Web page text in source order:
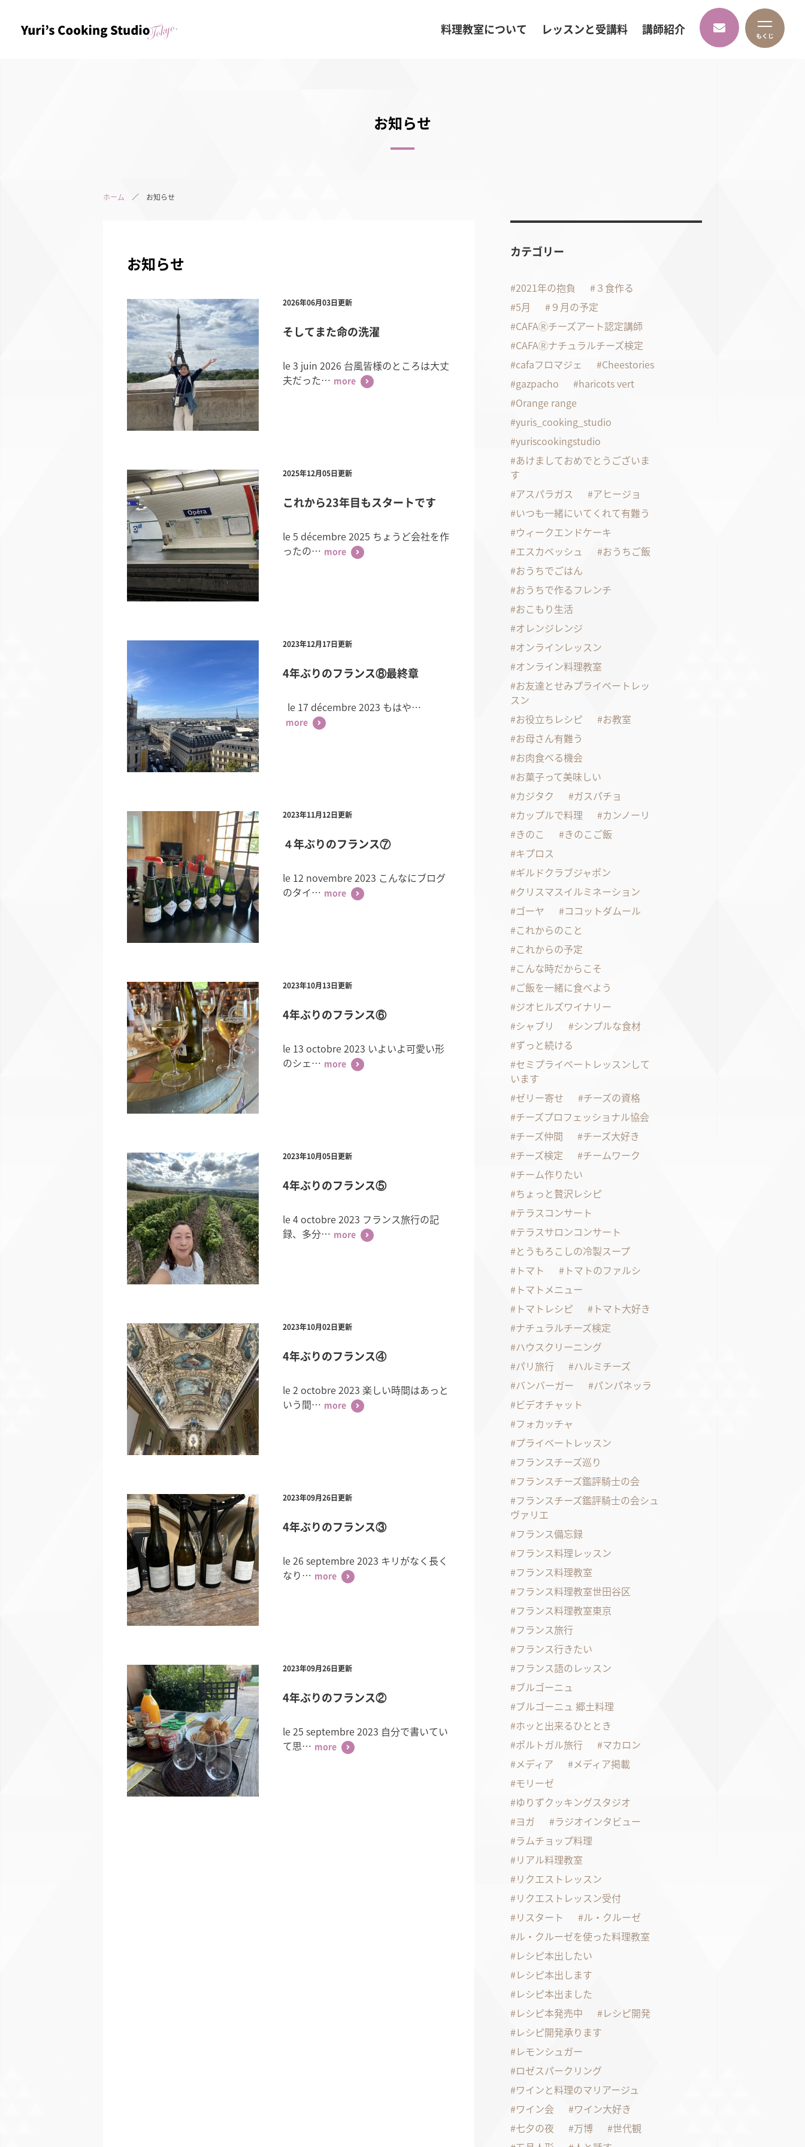
料理教室について レッスンと受講料 講師紹介
お知らせ
ホーム ／ お知らせ
お知らせ
2026年06月03日更新
そしてまた命の洗濯
le 3 juin 2026 台風皆様のところは大丈
夫だった… more
2025年12月05日更新
これから23年目もスタートです
le 5 décembre 2025 ちょうど会社を作
ったの… more
2023年12月17日更新
4年ぶりのフランス⑧最終章
le 17 décembre 2023 もはや…
more
2023年11月12日更新
４年ぶりのフランス⑦
le 12 novembre 2023 こんなにブログ
のタイ… more
2023年10月13日更新
4年ぶりのフランス⑥
le 13 octobre 2023 いよいよ可愛い形
のシェ… more
2023年10月05日更新
4年ぶりのフランス⑤
le 4 octobre 2023 フランス旅行の記
録、多分… more
2023年10月02日更新
4年ぶりのフランス④
le 2 octobre 2023 楽しい時間はあっと
いう間… more
2023年09月26日更新
4年ぶりのフランス③
le 26 septembre 2023 キリがなく長く
なり… more
2023年09月26日更新
4年ぶりのフランス②
le 25 septembre 2023 自分で書いてい
て思… more
カテゴリー
2021年の抱負
３食作る
5月
９月の予定
CAFAⓇチーズアート認定講師
CAFAⓇナチュラルチーズ検定
cafaフロマジェ
Cheestories
gazpacho
haricots vert
Orange range
yuris_cooking_studio
yuriscookingstudio
あけましておめでとうございま
す
アスパラガス
アヒージョ
いつも一緒にいてくれて有難う
ウィークエンドケーキ
エスカベッシュ
おうちご飯
おうちでごはん
おうちで作るフレンチ
おこもり生活
オレンジレンジ
オンラインレッスン
オンライン料理教室
お友達とせみプライベートレッ
スン
お役立ちレシピ
お教室
お母さん有難う
お肉食べる機会
お菓子って美味しい
カジタク
ガスパチョ
カップルで料理
カンノーリ
きのこ
きのこご飯
キプロス
ギルドクラブジャポン
クリスマスイルミネーション
ゴーヤ
ココットダムール
これからのこと
これからの予定
こんな時だからこそ
ご飯を一緒に食べよう
ジオヒルズワイナリー
シャブリ
シンプルな食材
ずっと続ける
セミプライベートレッスンして
います
ゼリー寄せ
チーズの資格
チーズプロフェッショナル協会
チーズ仲間
チーズ大好き
チーズ検定
チームワーク
チーム作りたい
ちょっと贅沢レシピ
テラスコンサート
テラスサロンコンサート
とうもろこしの冷製スープ
トマト
トマトのファルシ
トマトメニュー
トマトレシピ
トマト大好き
ナチュラルチーズ検定
ハウスクリーニング
パリ旅行
ハルミチーズ
バンバーガー
パンパネッラ
ビデオチャット
フォカッチャ
プライベートレッスン
フランスチーズ巡り
フランスチーズ鑑評騎士の会
フランスチーズ鑑評騎士の会シュ
ヴァリエ
フランス備忘録
フランス料理レッスン
フランス料理教室
フランス料理教室世田谷区
フランス料理教室東京
フランス旅行
フランス行きたい
フランス語のレッスン
ブルゴーニュ
ブルゴーニュ 郷土料理
ホッと出来るひととき
ポルトガル旅行
マカロン
メディア
メディア掲載
モリーゼ
ゆりずクッキングスタジオ
ヨガ
ラジオインタビュー
ラムチョップ料理
リアル料理教室
リクエストレッスン
リクエストレッスン受付
リスタート
ル・クルーゼ
ル・クルーゼを使った料理教室
レシピ本出したい
レシピ本出します
レシピ本出ました
レシピ本発売中
レシピ開発
レシピ開発承ります
レモンシュガー
ロゼスパークリング
ワインと料理のマリアージュ
ワイン会
ワイン大好き
七夕の夜
万博
世代観